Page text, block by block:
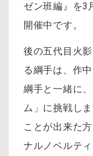
ゼン班編』を3
開催中です。
後の五代目火
る綱手は、作
綱手と一緒に
ム」に挑戦し
ことが出来た
ナルノベルテ